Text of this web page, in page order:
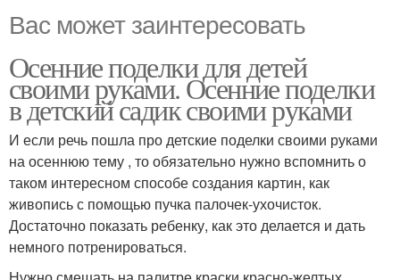
Вас может заинтересовать
Осенние поделки для детей
своими руками. Осенние поделки
в детский садик своими руками
И если речь пошла про детские поделки своими руками
на осеннюю тему , то обязательно нужно вспомнить о
таком интересном способе создания картин, как
живопись с помощью пучка палочек-ухочисток.
Достаточно показать ребенку, как это делается и дать
немного потренироваться.